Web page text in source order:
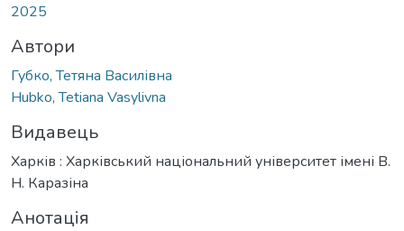
2025
Автори
Губко, Тетяна Василівна
Hubko, Tetiana Vasylivna
Видавець
Харків : Харківський національний університет імені В.
Н. Каразіна
Анотація